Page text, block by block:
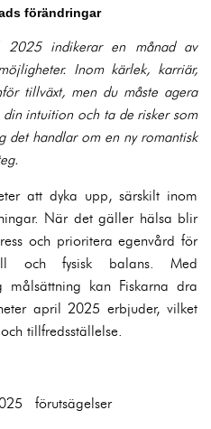
förändringar
2025 indikerar en månad av
Inom kärlek, karriär,
tillväxt, men du måste agera
intuition och ta de risker som
det handlar om en ny romantisk
att dyka upp, särskilt inom
När det gäller hälsa blir
och prioritera egenvård för
och fysisk balans. Med
målsättning kan Fiskarna dra
april 2025 erbjuder, vilket
tillfredsställelse.
förutsägelser